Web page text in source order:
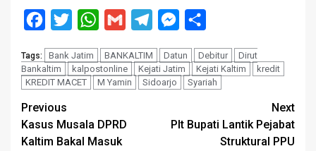
Facebook
Twitter WhatsApp
Gmail TelegramMessenger
Tags: Bank Jatim BANKALTIM Datun Debitur
Dirut
Bankaltim
kalpostonline Kejati Jatim Kejati Kaltim
kredit
KREDIT MACET
M Yamin Sidoarjo Syariah
Post
navigation
Previous
Kasus Musala DPRD
Kaltim Bakal Masuk
Next
Plt Bupati Lantik Pejabat
Struktural PPU